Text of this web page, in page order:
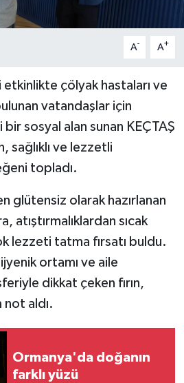
A- A+
çölyak hastaları ve
vatandaşlar için
sosyal alan sunan KEÇTAŞ
sağlıklı ve lezzetli
topladı.
glütensiz olarak hazırlanan
atıştırmalıklardan sıcak
lezzeti tatma fırsatı buldu.
ortamı ve aile
dikkat çeken fırın,
aldı.
Ormanya'da doğanın
farklı yüzü